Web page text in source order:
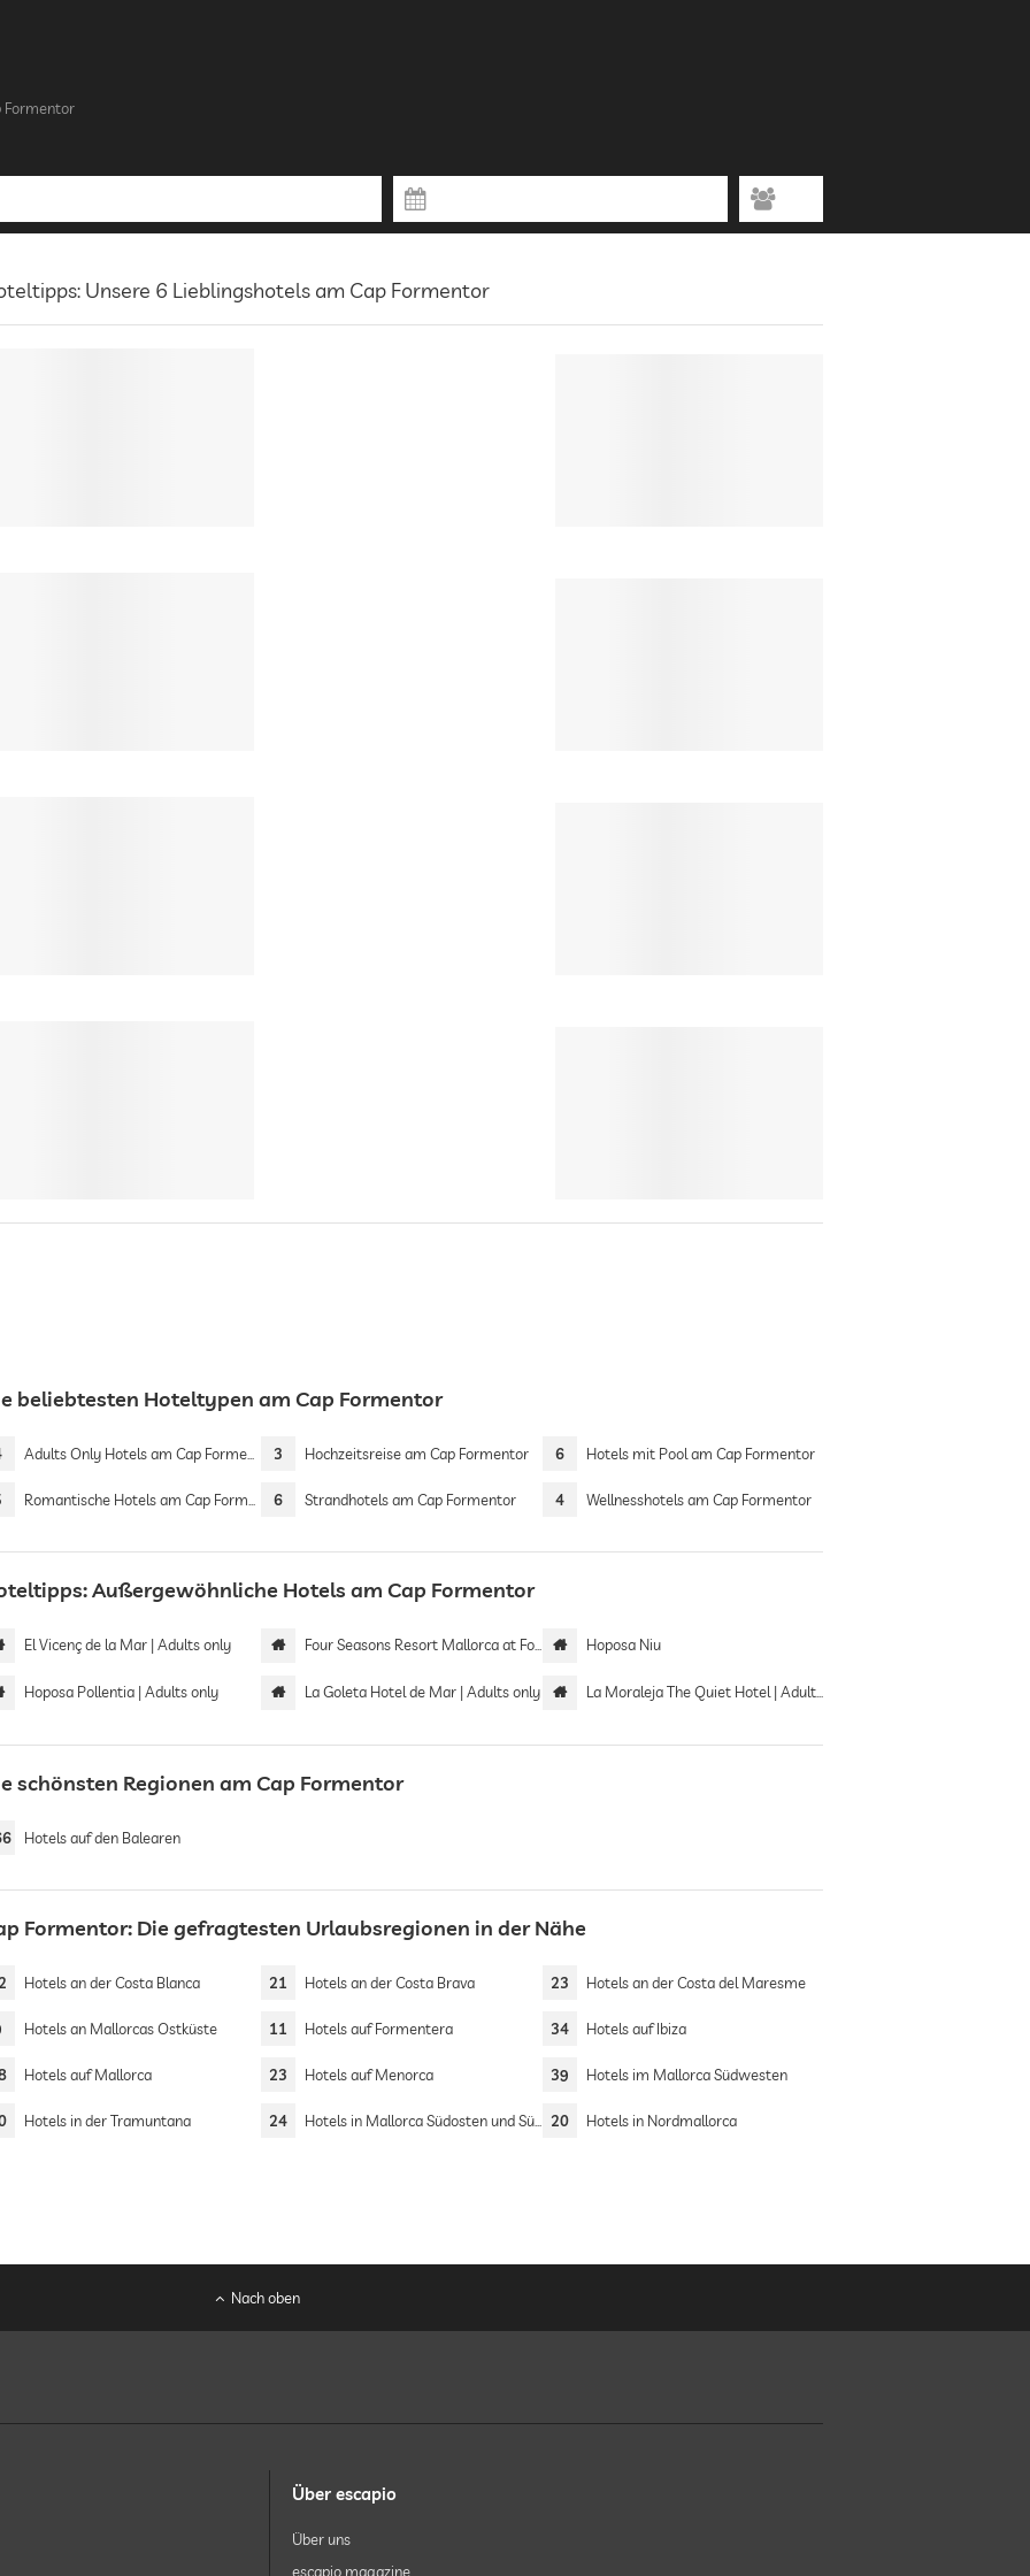
Formentor
Unsere 6 Lieblingshotels am Cap Formentor
beliebtesten Hoteltypen am Cap Formentor
Adults Only Hotels am Cap Formentor 3 Hochzeitsreise am Cap Formentor 6 Hotels mit Pool am Cap Formentor
Romantische Hotels am Cap Formentor 6 Strandhotels am Cap Formentor 4 Wellnesshotels am Cap Formentor
Außergewöhnliche Hotels am Cap Formentor
El Vicenç de la Mar | Adults only Four Seasons Resort Mallorca at Formentor Hoposa Niu
Hoposa Pollentia | Adults only La Goleta Hotel de Mar | Adults only La Moraleja The Quiet Hotel | Adults only
schönsten Regionen am Cap Formentor
Hotels auf den Balearen
Formentor: Die gefragtesten Urlaubsregionen in der Nähe
Hotels an der Costa Blanca 21 Hotels an der Costa Brava 23 Hotels an der Costa del Maresme
Hotels an Mallorcas Ostküste 11 Hotels auf Formentera 34 Hotels auf Ibiza
Hotels auf Mallorca 23 Hotels auf Menorca 39 Hotels im Mallorca Südwesten
Hotels in der Tramuntana 24 Hotels in Mallorca Südosten und Süden 20 Hotels in Nordmallorca
Nach oben
Über escapio
Über uns
escapio magazine